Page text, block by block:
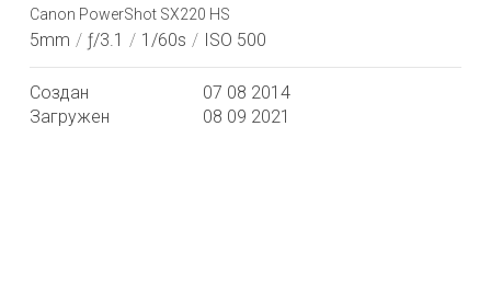
Canon PowerShot SX220 HS
5mm / ƒ/3.1 / 1/60s / ISO 500
Создан
07 08 2014
Загружен
08 09 2021